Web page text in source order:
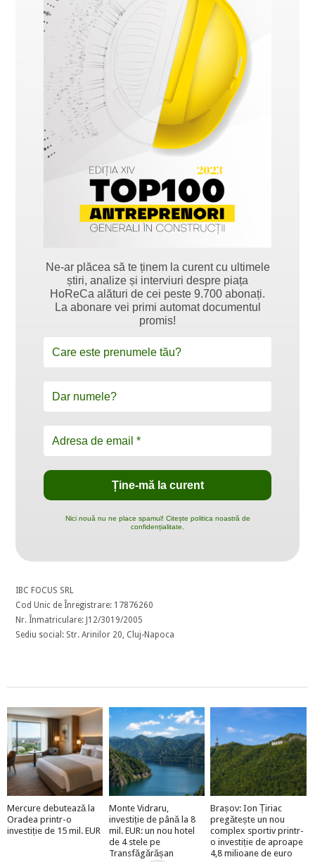
Ne-ar plăcea să te ținem la curent cu ultimele
știri, analize și interviuri despre piața
HoReCa alături de cei peste 9.700 abonați.
La abonare vei primi automat documentul
promis!
Nici nouă nu ne place spamul! Citește politica noastră de
confidențialitate.
IBC FOCUS SRL
Cod Unic de Înregistrare: 17876260
Nr. Înmatriculare: J12/3019/2005
Sediu social: Str. Arinilor 20, Cluj-Napoca
Mercure debutează la
Oradea printr-o
investiție de 15 mil. EUR
Monte Vidraru,
investiție de până la 8
mil. EUR: un nou hotel
de 4 stele pe
Transfăgărășan
Brașov: Ion Țiriac
pregătește un nou
complex sportiv printr-
o investiție de aproape
4,8 milioane de euro